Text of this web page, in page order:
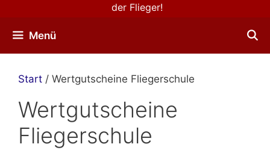
der Flieger!
Menü
Start / Wertgutscheine Fliegerschule
Wertgutscheine
Fliegerschule